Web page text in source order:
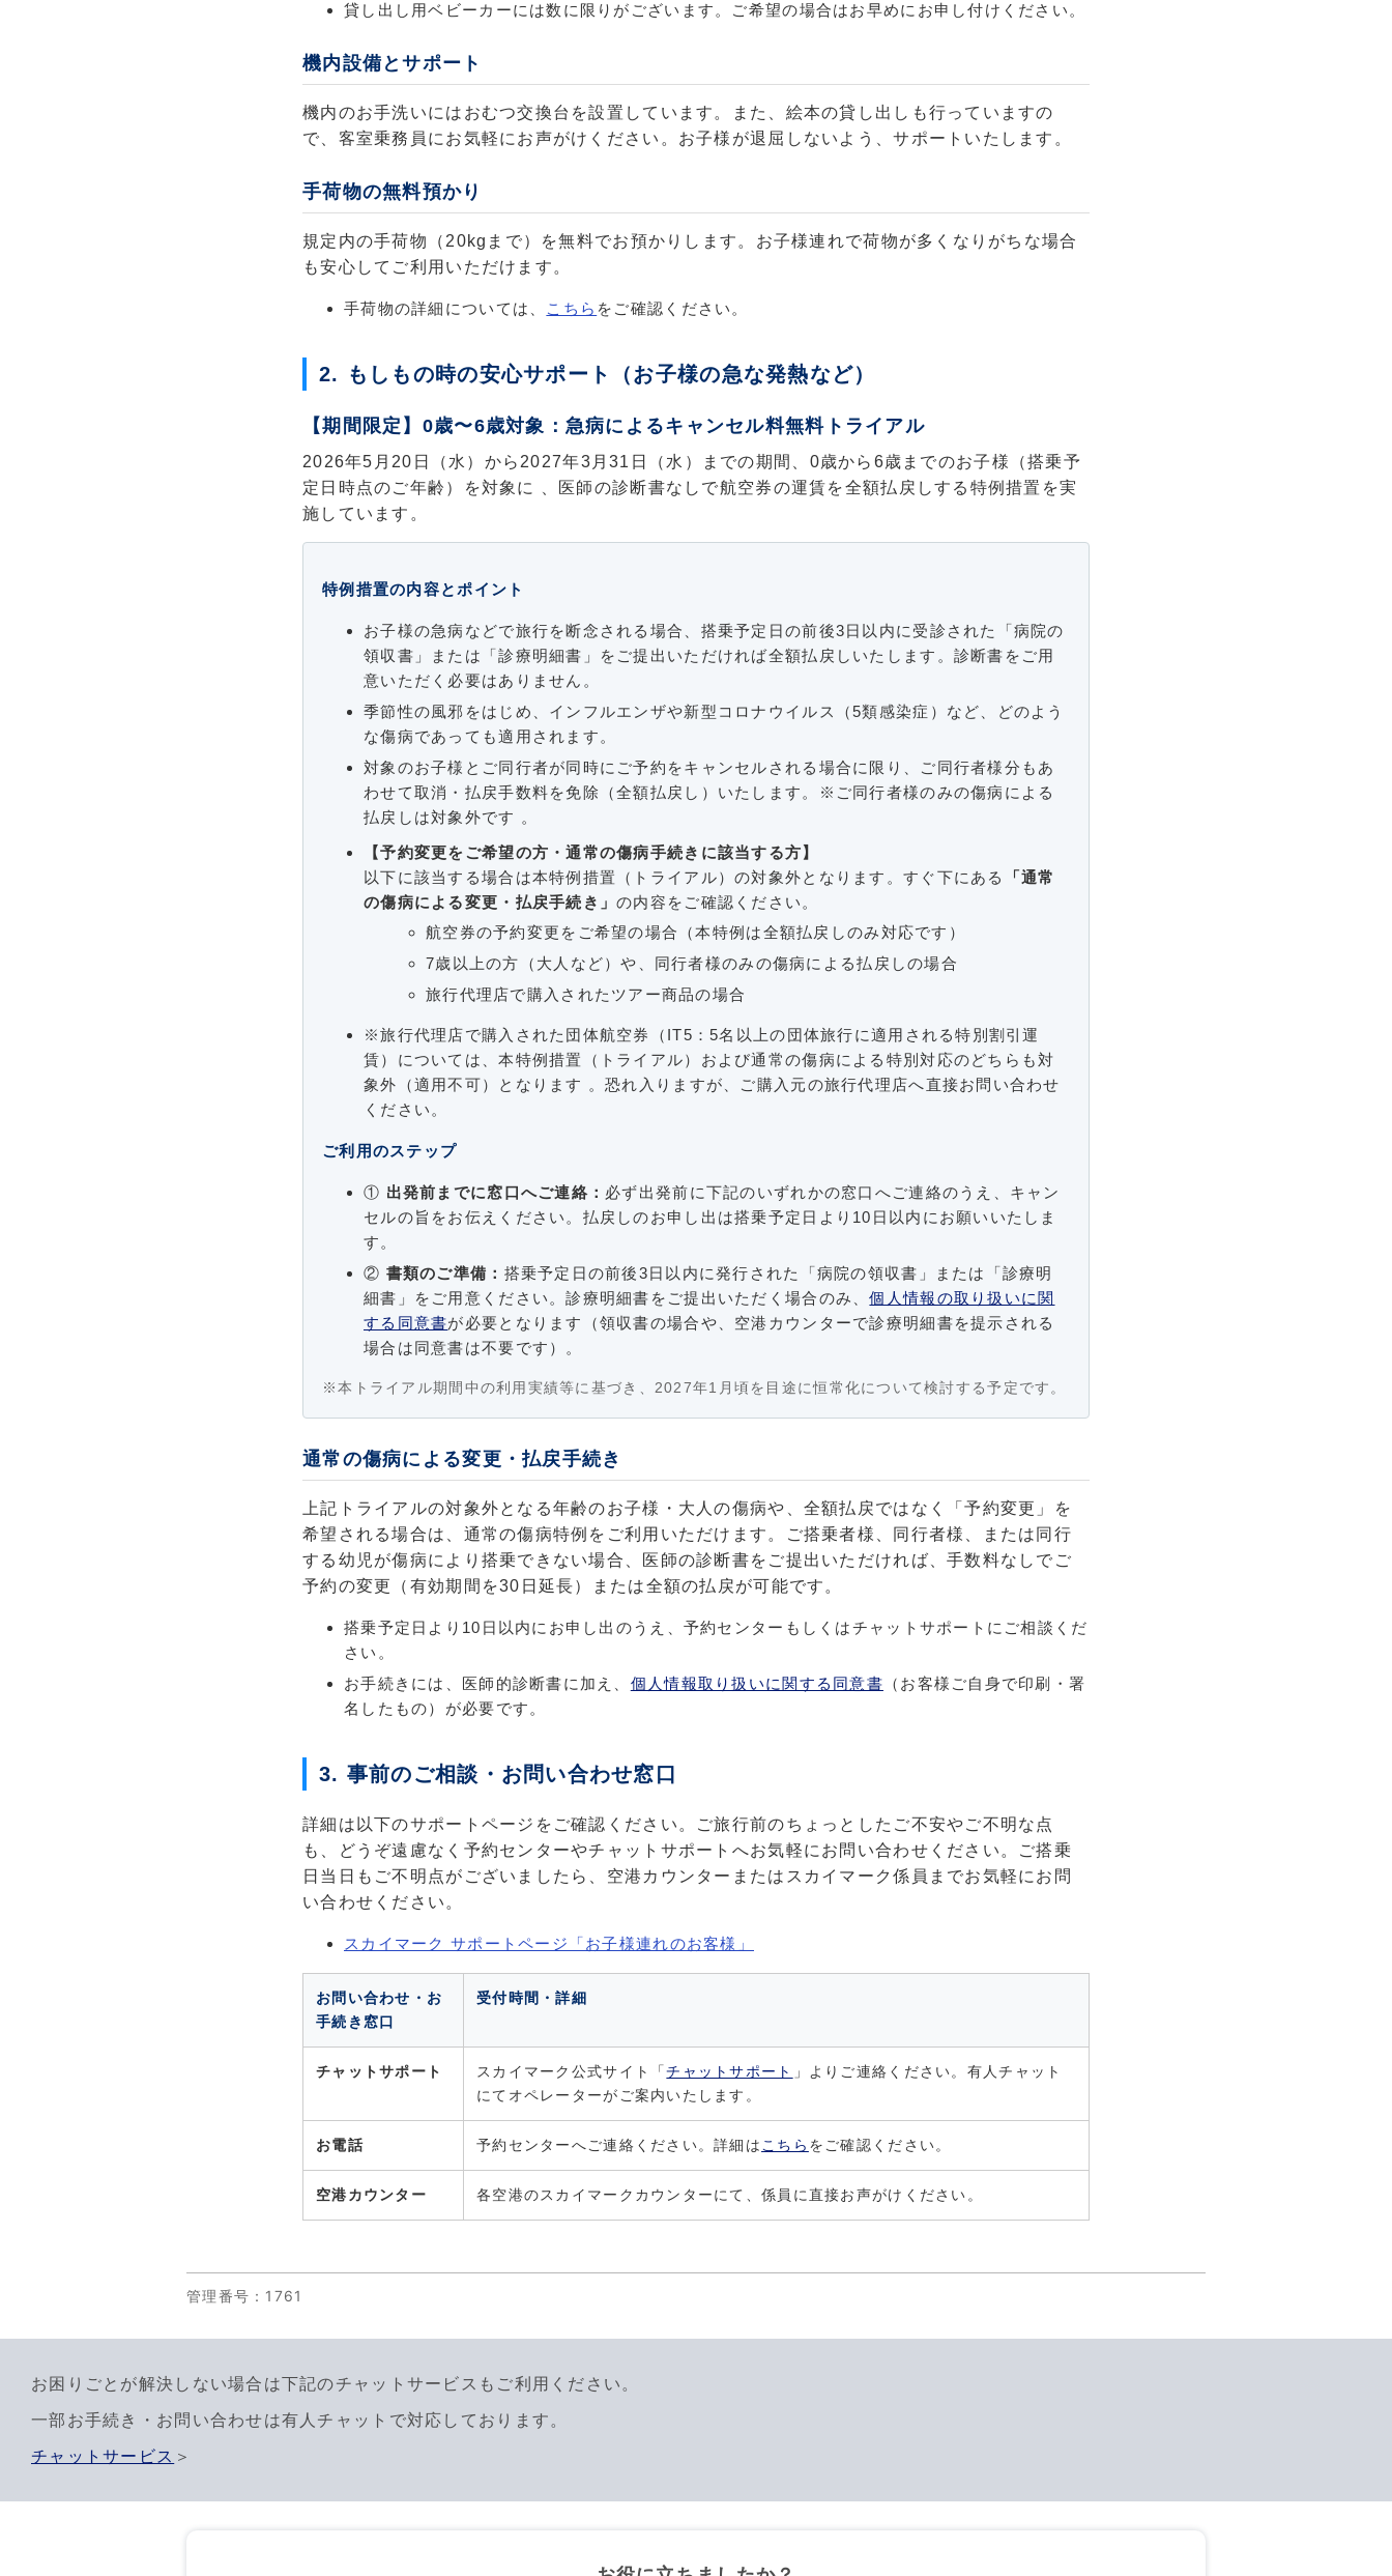
貸し出し用ベビーカーには数に限りがございます。ご希望の場合はお早めにお申し付けください。
機内設備とサポート
機内のお手洗いにはおむつ交換台を設置しています。また、絵本の貸し出しも行っていますの
で、客室乗務員にお気軽にお声がけください。お子様が退屈しないよう、サポートいたします。
手荷物の無料預かり
規定内の手荷物（20kgまで）を無料でお預かりします。お子様連れで荷物が多くなりがちな場合
も安心してご利用いただけます。
手荷物の詳細については、 こちら をご確認ください。
2. もしもの時の安心サポート（お子様の急な発熱など）
【期間限定】0歳〜6歳対象：急病によるキャンセル料無料トライアル
2026年5月20日（水）から2027年3月31日（水）までの期間、0歳から6歳までのお子様（搭乗予
定日時点のご年齢）を対象に 、医師の診断書なしで航空券の運賃を全額払戻しする特例措置を実
施しています。
特例措置の内容とポイント
お子様の急病などで旅行を断念される場合、搭乗予定日の前後3日以内に受診された「病院の
領収書」または「診療明細書」をご提出いただければ全額払戻しいたします。診断書をご用
意いただく必要はありません。
季節性の風邪をはじめ、インフルエンザや新型コロナウイルス（5類感染症）など、どのよう
な傷病であっても適用されます。
対象のお子様とご同行者が同時にご予約をキャンセルされる場合に限り、ご同行者様分もあ
わせて取消・払戻手数料を免除（全額払戻し）いたします。※ご同行者様のみの傷病による
払戻しは対象外です 。
【予約変更をご希望の方・通常の傷病手続きに該当する方】
以下に該当する場合は本特例措置（トライアル）の対象外となります。すぐ下にある
「通常
の傷病による変更・払戻手続き」の内容をご確認ください。
航空券の予約変更をご希望の場合（本特例は全額払戻しのみ対応です）
7歳以上の方（大人など）や、同行者様のみの傷病による払戻しの場合
旅行代理店で購入されたツアー商品の場合
※旅行代理店で購入された団体航空券（IT5：5名以上の団体旅行に適用される特別割引運
賃）については、本特例措置（トライアル）および通常の傷病による特別対応のどちらも対
象外（適用不可）となります 。恐れ入りますが、ご購入元の旅行代理店へ直接お問い合わせ
ください。
ご利用のステップ
① 出発前までに窓口へご連絡： 必ず出発前に下記のいずれかの窓口へご連絡のうえ、キャン
セルの旨をお伝えください。払戻しのお申し出は搭乗予定日より10日以内にお願いいたしま
す。
② 書類のご準備： 搭乗予定日の前後3日以内に発行された「病院の領収書」または「診療明
細書」をご用意ください。診療明細書をご提出いただく場合のみ、個人情報の取り扱いに関
する同意書が必要となります（領収書の場合や、空港カウンターで診療明細書を提示される
場合は同意書は不要です）。
※本トライアル期間中の利用実績等に基づき、2027年1月頃を目途に恒常化について検討する予定です。
通常の傷病による変更・払戻手続き
上記トライアルの対象外となる年齢のお子様・大人の傷病や、全額払戻ではなく「予約変更」を
希望される場合は、通常の傷病特例をご利用いただけます。ご搭乗者様、同行者様、または同行
する幼児が傷病により搭乗できない場合、医師の診断書をご提出いただければ、手数料なしでご
予約の変更（有効期間を30日延長）または全額の払戻が可能です。
搭乗予定日より10日以内にお申し出のうえ、予約センターもしくはチャットサポートにご相談くだ
さい。
お手続きには、医師的診断書に加え、 個人情報取り扱いに関する同意書 （お客様ご自身で印刷・署
名したもの）が必要です。
3. 事前のご相談・お問い合わせ窓口
詳細は以下のサポートページをご確認ください。ご旅行前のちょっとしたご不安やご不明な点
も、どうぞ遠慮なく予約センターやチャットサポートへお気軽にお問い合わせください。ご搭乗
日当日もご不明点がございましたら、空港カウンターまたはスカイマーク係員までお気軽にお問
い合わせください。
スカイマーク サポートページ「お子様連れのお客様」
お問い合わせ・お
手続き窓口
受付時間・詳細
チャットサポート スカイマーク公式サイト「チャットサポート
」よりご連絡ください。有人チャット
にてオペレーターがご案内いたします。
お電話 予約センターへご連絡ください。詳細はこちら をご確認ください。
空港カウンター 各空港のスカイマークカウンターにて、係員に直接お声がけください。
管理番号 ：1761
お困りごとが解決しない場合は下記のチャットサービスもご利用ください。
一部お手続き・お問い合わせは有人チャットで対応しております。
チャットサービス ＞